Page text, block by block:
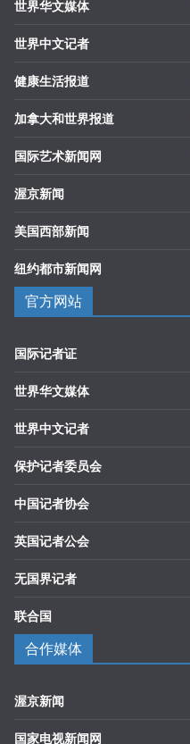
世界华文媒体
世界中文记者
健康生活报道
加拿大和世界报道
国际艺术新闻网
渥京新闻
美国西部新闻
纽约都市新闻网
官方网站
国际记者证
世界华文媒体
世界中文记者
保护记者委员会
中国记者协会
英国记者公会
无国界记者
联合国
合作媒体
渥京新闻
国家电视新闻网